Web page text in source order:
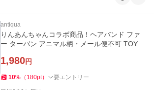
antiqua
りんあんちゃんコラボ商品！ヘアバンド ファ
ー ターバン アニマル柄・メール便不可 TOY
1,980円
10% （ 180pt） 要エントリー